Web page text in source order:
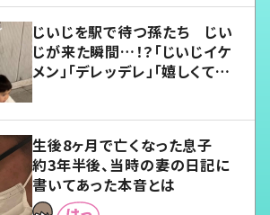
じいじを駅で待つ孫たち じい
じが来た瞬間…！？「じいじイケ
メン」「デレッデレ」「嬉しくて可
生後8ヶ月で亡くなった息子
約3年半後、当時の妻の日記に
書いてあった本音とは